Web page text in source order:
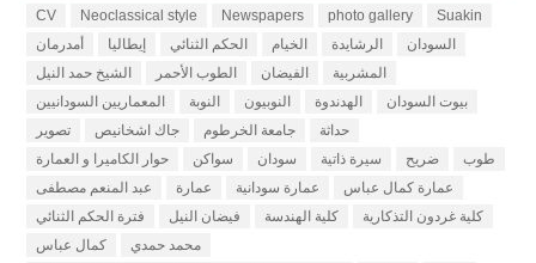
CV Neoclassical style Newspapers photo gallery
Suakin
أمدرمان
إيطاليا الحكم الثنائي الخيام الرشايدة
السودان
الشيخ حمد النيل
الطوب الأحمر الفيضان
المشربية
المعماريين السودانيين
النوبة النوبيون الهدندوة
بيوت السودان
تصوير
جاك اشخانيص جامعة الخرطوم
حداثة
حوار الكاميرا و العمارة
سواكن سودان سيرة ذاتية ضريح
طوب
عبد المنعم مصطفى
عمارة عمارة سودانية
عمارة كمال عباس
فترة الحكم الثنائي
فيضان النيل كلية الهندسة
كلية غردون التذكارية
كمال عباس
محمد حمدي